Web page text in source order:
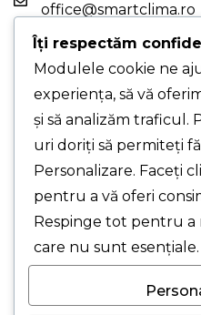
office@smartclima.ro
PUNCT DE LUCRU
Nr. 9, Sec. 3, București
PUNCT DE LUCRU -
Jud. Ilfov (cu
Comanda Ta
© 2026 Smart Clima SRL.
Îți respectăm
Modulele cookie ne
experiența, să vă
și să analizăm traficul.
uri doriți să permiteți
Personalizare. Faceți
pentru a vă oferi
Respinge tot pentru a
care nu sunt esențiale.